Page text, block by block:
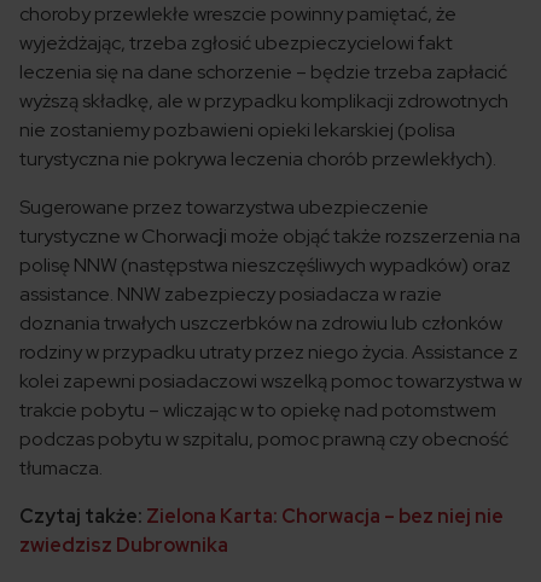
choroby przewlekłe wreszcie powinny pamiętać, że
wyjeżdżając, trzeba zgłosić ubezpieczycielowi fakt
leczenia się na dane schorzenie – będzie trzeba zapłacić
wyższą składkę, ale w przypadku komplikacji zdrowotnych
nie zostaniemy pozbawieni opieki lekarskiej (polisa
turystyczna nie pokrywa leczenia chorób przewlekłych).
Sugerowane przez towarzystwa ubezpieczenie
turystyczne w Chorwacji może objąć także rozszerzenia na
polisę NNW (następstwa nieszczęśliwych wypadków) oraz
assistance. NNW zabezpieczy posiadacza w razie
doznania trwałych uszczerbków na zdrowiu lub członków
rodziny w przypadku utraty przez niego życia. Assistance z
kolei zapewni posiadaczowi wszelką pomoc towarzystwa w
trakcie pobytu – wliczając w to opiekę nad potomstwem
podczas pobytu w szpitalu, pomoc prawną czy obecność
tłumacza.
Czytaj także: Zielona Karta: Chorwacja – bez niej nie
zwiedzisz Dubrownika